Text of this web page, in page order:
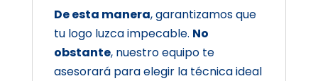
De esta manera, garantizamos que
tu logo luzca impecable. No
obstante, nuestro equipo te
asesorará para elegir la técnica ideal